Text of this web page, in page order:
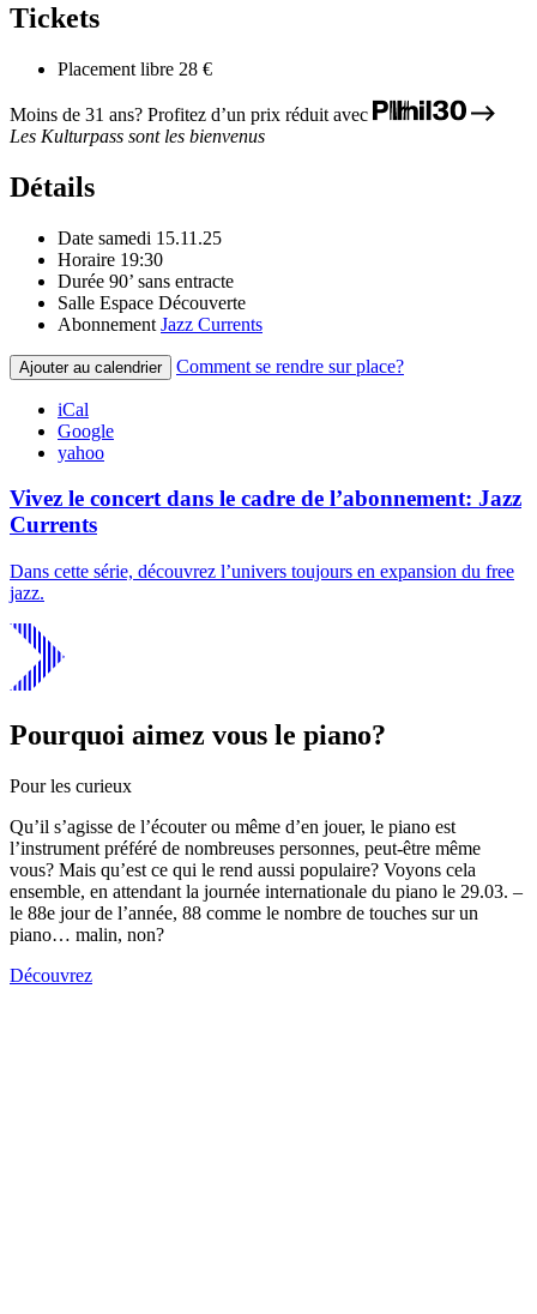
Tickets
Placement libre 28 €
Moins de 31 ans? Profitez d’un prix réduit avec
Les Kulturpass sont les bienvenus
Détails
Date samedi 15.11.25
Horaire 19:30
Durée 90’ sans entracte
Salle Espace Découverte
Abonnement Jazz Currents
Ajouter au calendrier Comment se rendre sur place?
iCal
Google
yahoo
Vivez le concert dans le cadre de l’abonnement: Jazz
Currents
Dans cette série, découvrez l’univers toujours en expansion du free
jazz.
Pourquoi aimez vous le piano?
Pour les curieux
Qu’il s’agisse de l’écouter ou même d’en jouer, le piano est
l’instrument préféré de nombreuses personnes, peut-être même
vous? Mais qu’est ce qui le rend aussi populaire? Voyons cela
ensemble, en attendant la journée internationale du piano le 29.03. –
le 88e jour de l’année, 88 comme le nombre de touches sur un
piano… malin, non?
Découvrez